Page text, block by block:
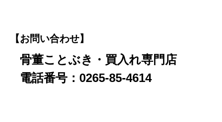
【お問い合わせ】
骨董ことぶき・買入れ専門店
電話番号：0265-85-4614